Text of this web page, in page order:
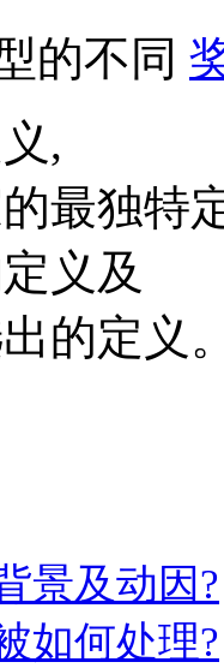
的不同
,
最独特
义及
的定义
景及动因?
如何处理?